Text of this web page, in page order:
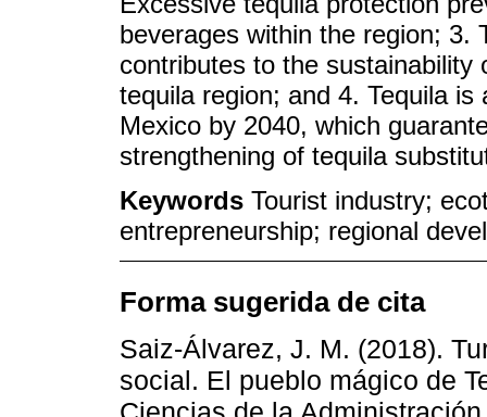
beverages within the region; 3.
contributes to the
tequila region; and 4. Tequila
Mexico by 2040, which
strengthening of tequila
Keywords Tourist industry;
entrepreneurship; regional
Forma sugerida de cita
Saiz-Álvarez, J. M. (2018).
social. El pueblo mágico de